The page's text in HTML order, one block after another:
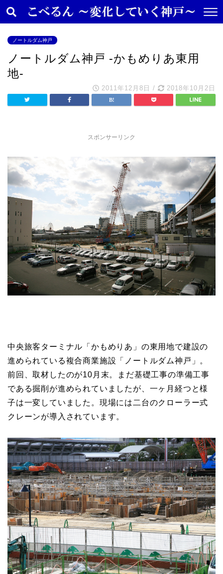
ノートルダム神戸
ノートルダム神戸 -かもめりあ東用
地-
2011年12月8日 / 2018年10月2日
スポンサーリンク
中央旅客ターミナル「かもめりあ」の東用地で建設の
進められている複合商業施設「ノートルダム神戸」。
前回、取材したのが10月末。まだ基礎工事の準備工事
である掘削が進められていましたが、一ヶ月経つと様
子は一変していました。現場には二台のクローラー式
クレーンが導入されています。